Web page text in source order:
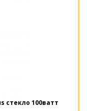
стекло 100ватт